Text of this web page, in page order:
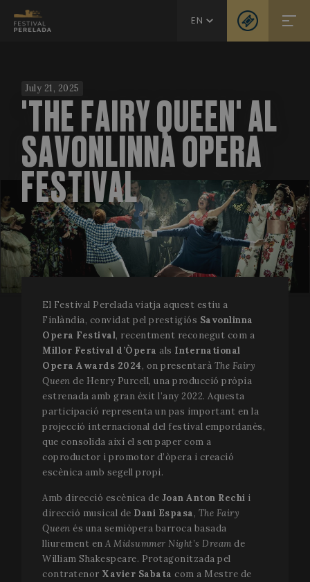
EN
July 21, 2025
'THE FAIRY QUEEN' AL
SAVONLINNA OPERA
FESTIVAL
El Festival Perelada viatja aquest estiu a
Finlàndia, convidat pel prestigiós Savonlinna
Opera Festival, recentment reconegut com a
Millor Festival d’Òpera als International
Opera Awards 2024, on presentarà The Fairy
Queen de Henry Purcell, una producció pròpia
estrenada amb gran èxit l’any 2022. Aquesta
participació representa un pas important en la
projecció internacional del festival empordanès,
que consolida així el seu paper com a
coproductor i promotor d’òpera i creació
escènica amb segell propi.
Amb direcció escènica de Joan Anton Rechi i
direcció musical de Dani Espasa, The Fairy
Queen és una semiòpera barroca basada
lliurement en A Midsummer Night’s Dream de
William Shakespeare. Protagonitzada pel
contratenor Xavier Sabata com a Mestre de